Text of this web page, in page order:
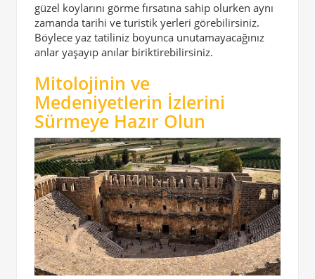
güzel koylarını görme fırsatına sahip olurken aynı
zamanda tarihi ve turistik yerleri görebilirsiniz.
Böylece yaz tatiliniz boyunca unutamayacağınız
anlar yaşayıp anılar biriktirebilirsiniz.
Mitolojinin ve
Medeniyetlerin İzlerini
Sürmeye Hazır Olun